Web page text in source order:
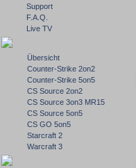
Support
F.A.Q.
Live TV
Übersicht
Counter-Strike 2on2
Counter-Strike 5on5
CS Source 2on2
CS Source 3on3 MR15
CS Source 5on5
CS GO 5on5
Starcraft 2
Warcraft 3